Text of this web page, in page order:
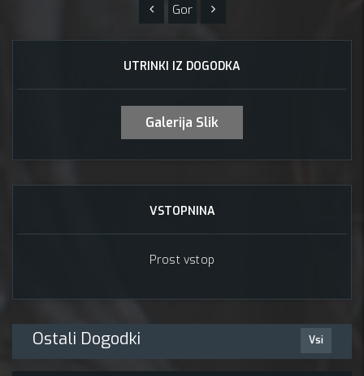
Gor
UTRINKI IZ DOGODKA
Galerija Slik
VSTOPNINA
Prost vstop
Ostali Dogodki Vsi